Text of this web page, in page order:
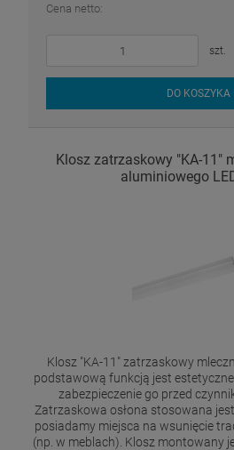
Cena netto:
szt.
DO KOSZYKA
Klosz zatrzaskowy "KA-11"
aluminiowego
Klosz "KA-11" zatrzaskowy
podstawową funkcją jest
zabezpieczenie go przed
Zatrzaskowa osłona stosowana
posiadamy miejsca na wsunięcie
(np. w meblach). Klosz montowany